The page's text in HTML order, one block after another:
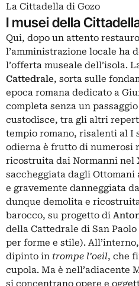
La Cittadella di Gozo
I musei della
Qui, dopo un attento
l’amministrazione locale ha
l’offerta museale dell’isola.
Cattedrale, sorta sulle
epoca romana dedicato a
completa senza un
custodisce, tra gli altri
tempio romano, risalenti al I
odierna è frutto di numerosi
ricostruita dai Normanni nel
saccheggiata dagli
e gravemente danneggiata
dunque demolita e
barocco, su progetto di
della Cattedrale di San
per forme e stile).
dipinto in trompe l’oeil, che
cupola. Ma è nell’adiacente
si concentrano opere e